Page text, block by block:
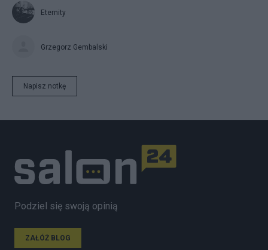
Eternity
Grzegorz Gembalski
Napisz notkę
Podziel się swoją opinią
ZAŁÓŻ BLOG